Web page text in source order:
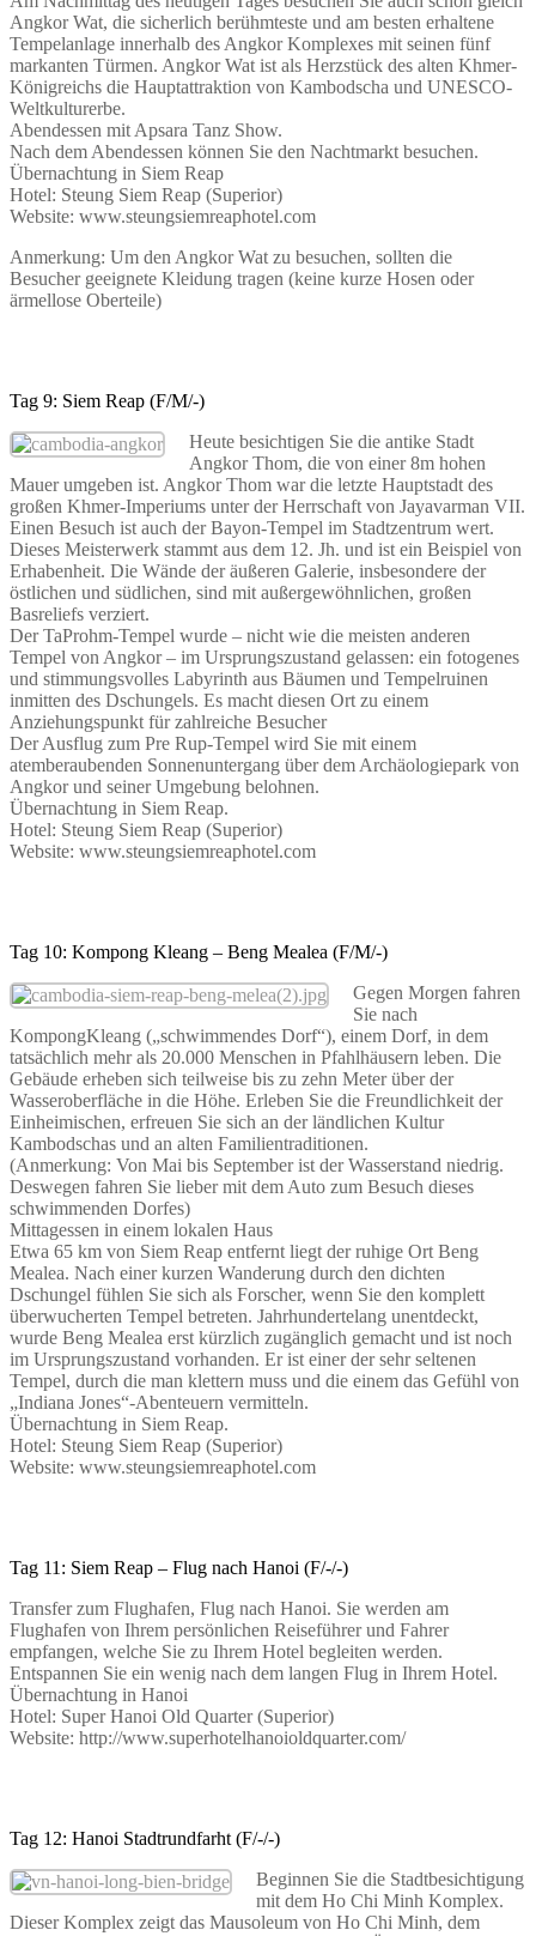
Angkor Wat, die sicherlich berühmteste und am besten erhaltene
Tempelanlage innerhalb des Angkor Komplexes mit seinen fünf
markanten Türmen. Angkor Wat ist als Herzstück des alten Khmer-
Königreichs die Hauptattraktion von Kambodscha und UNESCO-
Weltkulturerbe.
Abendessen mit Apsara Tanz Show.
Nach dem Abendessen können Sie den Nachtmarkt besuchen.
Übernachtung in Siem Reap
Hotel: Steung Siem Reap (Superior)
Website: www.steungsiemreaphotel.com
Anmerkung: Um den Angkor Wat zu besuchen, sollten die
Besucher geeignete Kleidung tragen (keine kurze Hosen oder
ärmellose Oberteile)
Tag 9: Siem Reap (F/M/-)
Heute besichtigen Sie die antike Stadt
Angkor Thom, die von einer 8m hohen
Mauer umgeben ist. Angkor Thom war die letzte Hauptstadt des
großen Khmer-Imperiums unter der Herrschaft von Jayavarman VII.
Einen Besuch ist auch der Bayon-Tempel im Stadtzentrum wert.
Dieses Meisterwerk stammt aus dem 12. Jh. und ist ein Beispiel von
Erhabenheit. Die Wände der äußeren Galerie, insbesondere der
östlichen und südlichen, sind mit außergewöhnlichen, großen
Basreliefs verziert.
Der TaProhm-Tempel wurde – nicht wie die meisten anderen
Tempel von Angkor – im Ursprungszustand gelassen: ein fotogenes
und stimmungsvolles Labyrinth aus Bäumen und Tempelruinen
inmitten des Dschungels. Es macht diesen Ort zu einem
Anziehungspunkt für zahlreiche Besucher
Der Ausflug zum Pre Rup-Tempel wird Sie mit einem
atemberaubenden Sonnenuntergang über dem Archäologiepark von
Angkor und seiner Umgebung belohnen.
Übernachtung in Siem Reap.
Hotel: Steung Siem Reap (Superior)
Website: www.steungsiemreaphotel.com
Tag 10: Kompong Kleang – Beng Mealea (F/M/-)
Gegen Morgen fahren
Sie nach
KompongKleang („schwimmendes Dorf“), einem Dorf, in dem
tatsächlich mehr als 20.000 Menschen in Pfahlhäusern leben. Die
Gebäude erheben sich teilweise bis zu zehn Meter über der
Wasseroberfläche in die Höhe. Erleben Sie die Freundlichkeit der
Einheimischen, erfreuen Sie sich an der ländlichen Kultur
Kambodschas und an alten Familientraditionen.
(Anmerkung: Von Mai bis September ist der Wasserstand niedrig.
Deswegen fahren Sie lieber mit dem Auto zum Besuch dieses
schwimmenden Dorfes)
Mittagessen in einem lokalen Haus
Etwa 65 km von Siem Reap entfernt liegt der ruhige Ort Beng
Mealea. Nach einer kurzen Wanderung durch den dichten
Dschungel fühlen Sie sich als Forscher, wenn Sie den komplett
überwucherten Tempel betreten. Jahrhundertelang unentdeckt,
wurde Beng Mealea erst kürzlich zugänglich gemacht und ist noch
im Ursprungszustand vorhanden. Er ist einer der sehr seltenen
Tempel, durch die man klettern muss und die einem das Gefühl von
„Indiana Jones“-Abenteuern vermitteln.
Übernachtung in Siem Reap.
Hotel: Steung Siem Reap (Superior)
Website: www.steungsiemreaphotel.com
Tag 11: Siem Reap – Flug nach Hanoi (F/-/-)
Transfer zum Flughafen, Flug nach Hanoi. Sie werden am
Flughafen von Ihrem persönlichen Reiseführer und Fahrer
empfangen, welche Sie zu Ihrem Hotel begleiten werden.
Entspannen Sie ein wenig nach dem langen Flug in Ihrem Hotel.
Übernachtung in Hanoi
Hotel: Super Hanoi Old Quarter (Superior)
Website: http://www.superhotelhanoioldquarter.com/
Tag 12: Hanoi Stadtrundfarht (F/-/-)
Beginnen Sie die Stadtbesichtigung
mit dem Ho Chi Minh Komplex.
Dieser Komplex zeigt das Mausoleum von Ho Chi Minh, dem